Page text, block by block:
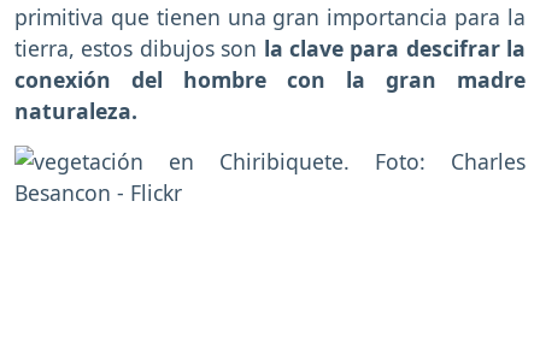
primitiva que tienen una gran importancia para la
tierra, estos dibujos son la clave para descifrar la
conexión del hombre con la gran madre
naturaleza.